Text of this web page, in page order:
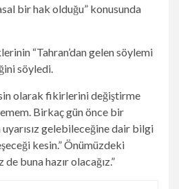
bir hak olduğu” konusunda
“Tahran’dan gelen söylemi
söyledi.
olarak fikirlerini değiştirme
Birkaç gün önce bir
uyarısız gelebileceğine dair bilgi
kesin.” Önümüzdeki
buna hazır olacağız.”